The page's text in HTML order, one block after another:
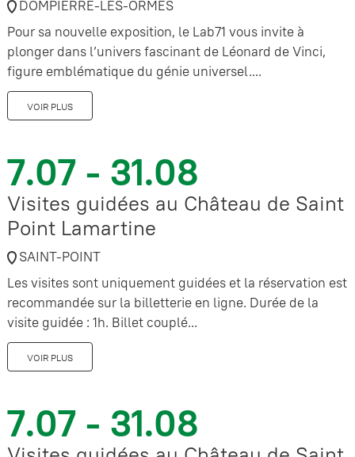
DOMPIERRE-LES-ORMES
Pour sa nouvelle exposition, le Lab71 vous invite à
plonger dans l’univers fascinant de Léonard de Vinci,
figure emblématique du génie universel....
VOIR PLUS
7.07 - 31.08
Visites guidées au Château de Saint
Point Lamartine
SAINT-POINT
Les visites sont uniquement guidées et la réservation est
recommandée sur la billetterie en ligne. Durée de la
visite guidée : 1h. Billet couplé...
VOIR PLUS
7.07 - 31.08